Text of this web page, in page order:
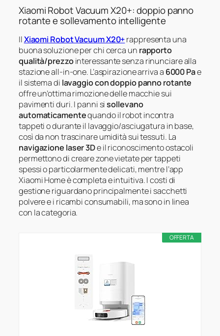
Xiaomi Robot Vacuum X20+: doppio panno
rotante e sollevamento intelligente
IlXiaomi Robot Vacuum X20+rappresenta una
buona soluzione per chi cerca un rapporto
qualità/prezzointeressante senza rinunciare alla
stazione all-in-one. L’aspirazione arriva a 6000 Pae
il sistema di lavaggio con doppio panno rotante
offre un’ottima rimozione delle macchie sui
pavimenti duri. I panni sisollevano
automaticamentequando il robot incontra
tappeti o durante il lavaggio/asciugatura in base,
così da non trascinare umidità sui tessuti. La
navigazione laser 3De il riconoscimento ostacoli
permettono di creare zone vietate per tappeti
spessi o particolarmente delicati, mentre l’app
Xiaomi Home è completa e intuitiva. I costi di
gestione riguardano principalmente i sacchetti
polvere e i ricambi consumabili, ma sono in linea
con la categoria.
OFFERTA